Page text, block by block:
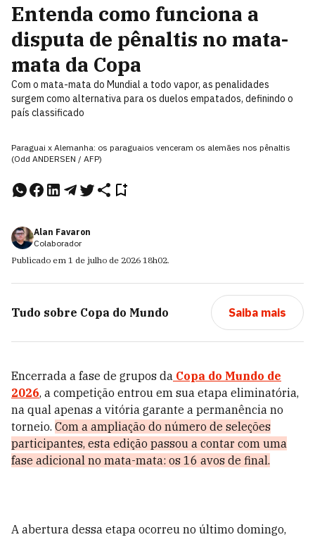
Entenda como funciona a
disputa de pênaltis no mata-
mata da Copa
Com o mata-mata do Mundial a todo vapor, as penalidades
surgem como alternativa para os duelos empatados, definindo o
país classificado
Paraguai x Alemanha: os paraguaios venceram os alemães nos pênaltis
(Odd ANDERSEN / AFP)
Alan Favaron
Colaborador
Publicado em 1 de julho de 2026 18h02.
Tudo sobre Copa do Mundo Saiba mais
Encerrada a fase de grupos da Copa do Mundo de
2026, a competição entrou em sua etapa eliminatória,
na qual apenas a vitória garante a permanência no
torneio. Com a ampliação do número de seleções
participantes, esta edição passou a contar com uma
fase adicional no mata-mata: os 16 avos de final.
A abertura dessa etapa ocorreu no último domingo,